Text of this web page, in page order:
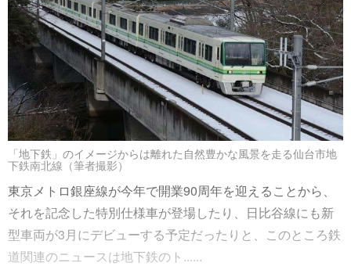
「地下鉄」のイメージからは離れた自然豊かな風景を走る仙台市地
下鉄南北線（筆者撮影）
東京メトロ銀座線が今年で開業90周年を迎えることから、
それを記念した特別仕様車が登場したり、日比谷線にも新
型車両が3月にデビューする予定だったりと、このところ鉄
道関連のニュースは地下鉄のト......